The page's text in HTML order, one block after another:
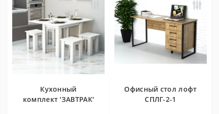
Кухонный
комплект 'ЗАВТРАК'
Офисный стол лофт
СПЛГ-2-1